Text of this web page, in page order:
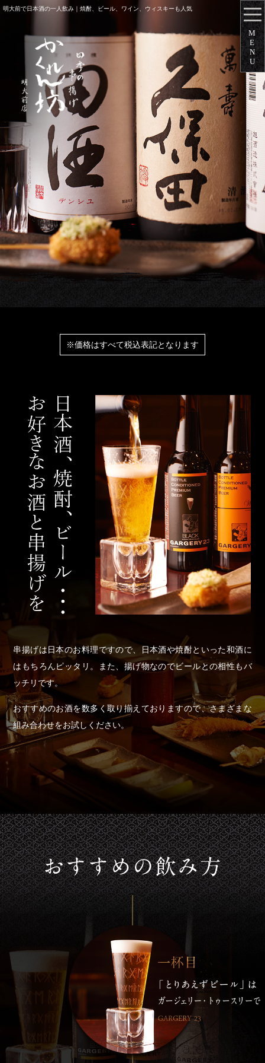
明大前で日本酒の一人飲み｜焼酎、ビール、ワイン、ウィスキーも人気
※価格はすべて税込表記となります
串揚げは日本のお料理ですので、日本酒や焼酎といった和酒に
はもちろんピッタリ。また、揚げ物なのでビールとの相性もバ
ッチリです。
おすすめのお酒を数多く取り揃えておりますので、さまざまな
組み合わせをお試しください。